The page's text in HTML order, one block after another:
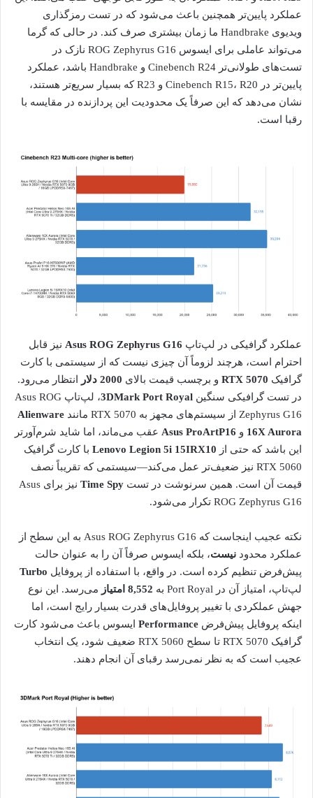
عملکرد پایین‌تر همچنین باعث می‌شود که در تست رمزگذاری
ویدیوی Handbrake ما زمان بیشتری صرف کند. در حالی که گرما
می‌تواند عاملی برای ایسوس ROG Zephyrus G16 نازک در
تست‌های طولانی‌تر Cinebench R24 و Handbrake باشد، عملکرد
پایین‌تر در Cinebench R15، R20 و R23 که بسیار سریع‌تر هستند،
نشان می‌دهد که این صرفاً یک محدودیت این پردازنده در مقایسه با
رقبا است.
عملکرد گرافیکی در لپ‌تاپ Asus ROG Zephyrus G16 نیز قابل
احترام است، هرچند لزوماً آن چیزی نیست که از سیستمی با کارت
گرافیک RTX 5070 و برچسب قیمت بالای 2000 دلار
انتظار می‌رود.
در تست گرافیکی سنگین 3DMark Port Royal
، لپ‌تاپ Asus ROG
Zephyrus G16 از سیستم‌های مجهز به RTX 5070 مانند
Alienware
16X Aurora و Asus ProArtP16 عقب می‌ماند، اما شاید شرم‌آورتر
این باشد که حتی از Lenovo Legion 5i 15IRX10 با کارت گرافیک
RTX 5060 نیز ضعیف‌تر عمل می‌کند—سیستمی که تقریباً نصف
قیمت آن است. همین سرنوشت در تست Time Spy
نیز برای Asus
ROG Zephyrus G16 تکرار می‌شود.
نکته عجیب اینجاست که Asus ROG Zephyrus G16 به این سطح از
عملکرد محدود نیست، بلکه ایسوس صرفاً آن را به عنوان حالت
پیش‌فرض تنظیم کرده است. در واقع، با استفاده از پروفایل Turbo
لپ‌تاپ، امتیاز آن در Port Royal به
8,552 امتیاز
می‌رسد. این نوع
جهش عملکردی با تغییر پروفایل‌های قدرت بسیار رایج است، اما
اینکه پروفایل پیش‌فرض Performance ایسوس باعث می‌شود کارت
گرافیک RTX 5070 تا سطح RTX 5060 ضعیف شود، یک انتخاب
عجیب است که به نظر نمی‌رسد رقبای آن انجام دهند.